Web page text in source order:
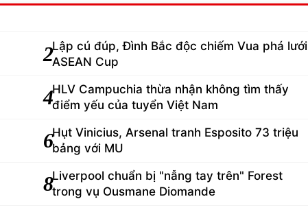
2Lập cú đúp, Đình Bắc độc chiếm Vua phá lưới
ASEAN Cup
4HLV Campuchia thừa nhận không tìm thấy
điểm yếu của tuyển Việt Nam
6Hụt Vinicius, Arsenal tranh Esposito 73 triệu
bảng với MU
8Liverpool chuẩn bị "nẫng tay trên" Forest
trong vụ Ousmane Diomande